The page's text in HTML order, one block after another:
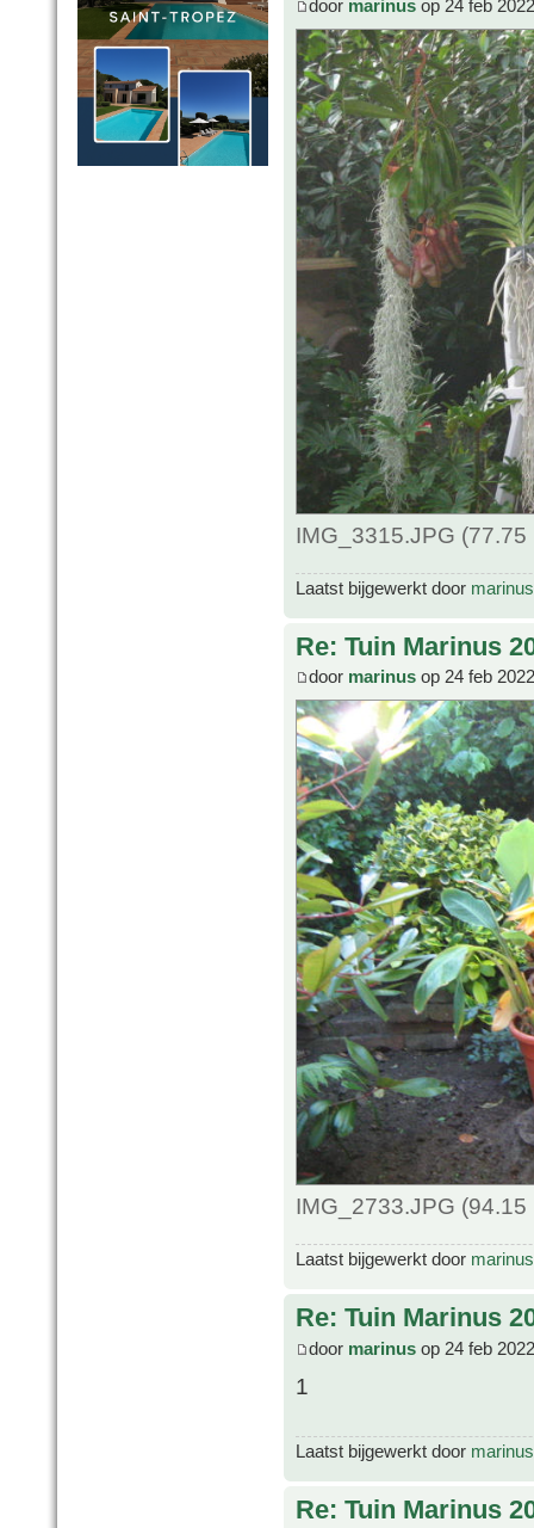
door marinus op 24 feb
IMG_3315.JPG
Laatst bijgewerkt door marinus
Re: Tuin Marinus
door marinus op 24 feb
IMG_2733.JPG
Laatst bijgewerkt door marinus
Re: Tuin Marinus
door marinus op 24 feb
1
Laatst bijgewerkt door marinus
Re: Tuin Marinus